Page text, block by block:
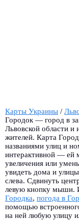
Карты Украины /
Городок — город в
Львовской области
жителей. Карта
названиями улиц и
интерактивной — ей
увеличения или
увидеть дома и
слева. Сдвинуть
левую кнопку мыши.
Городка, погода в
помощью
на ней любую улицу